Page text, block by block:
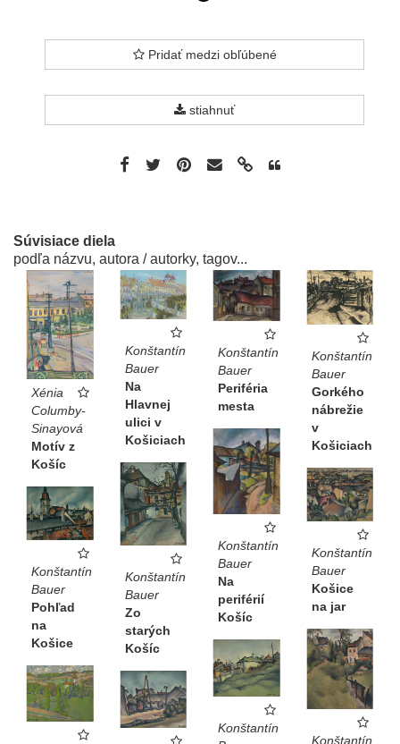
Pridať medzi obľúbené
stiahnuť
Súvisiace diela
podľa názvu, autora / autorky, tagov...
Xénia
Columby-
Sinayová
Motív z
Košíc
Konštantín
Bauer
Na
Hlavnej
ulici v
Košiciach
Konštantín
Bauer
Periféria
mesta
Konštantín
Bauer
Gorkého
nábrežie
v
Košiciach
Konštantín
Bauer
Na
periférií
Košíc
Konštantín
Bauer
Zo
starých
Košíc
Konštantín
Bauer
Košice
na jar
Konštantín
Bauer
Pohľad
na
Košice
Konštantín
Konštantín